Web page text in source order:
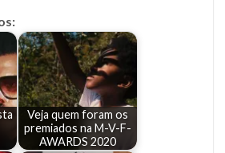
Veja quem foram os
premiados na M-V-F-
AWARDS 2020